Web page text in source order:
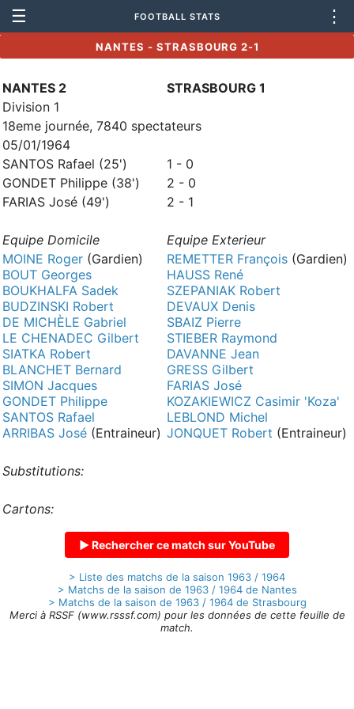
☰ FOOTBALL STATS ⋮
NANTES - STRASBOURG 2-1
NANTES 2
STRASBOURG 1
Division 1
18eme journée, 7840 spectateurs
05/01/1964
SANTOS Rafael (25')
1 - 0
GONDET Philippe (38')
2 - 0
FARIAS José (49')
2 - 1
Equipe Domicile
Equipe Exterieur
MOINE Roger (Gardien)
BOUT Georges
BOUKHALFA Sadek
BUDZINSKI Robert
DE MICHÈLE Gabriel
LE CHENADEC Gilbert
SIATKA Robert
BLANCHET Bernard
SIMON Jacques
GONDET Philippe
SANTOS Rafael
ARRIBAS José (Entraineur)
REMETTER François (Gardien)
HAUSS René
SZEPANIAK Robert
DEVAUX Denis
SBAIZ Pierre
STIEBER Raymond
DAVANNE Jean
GRESS Gilbert
FARIAS José
KOZAKIEWICZ Casimir 'Koza'
LEBLOND Michel
JONQUET Robert (Entraineur)
Substitutions:
Cartons:
▶ Rechercher ce match sur YouTube
> Liste des matchs de la saison 1963 / 1964
> Matchs de la saison de 1963 / 1964 de Nantes
> Matchs de la saison de 1963 / 1964 de Strasbourg
Merci à RSSF (www.rsssf.com) pour les données de cette feuille de
match.